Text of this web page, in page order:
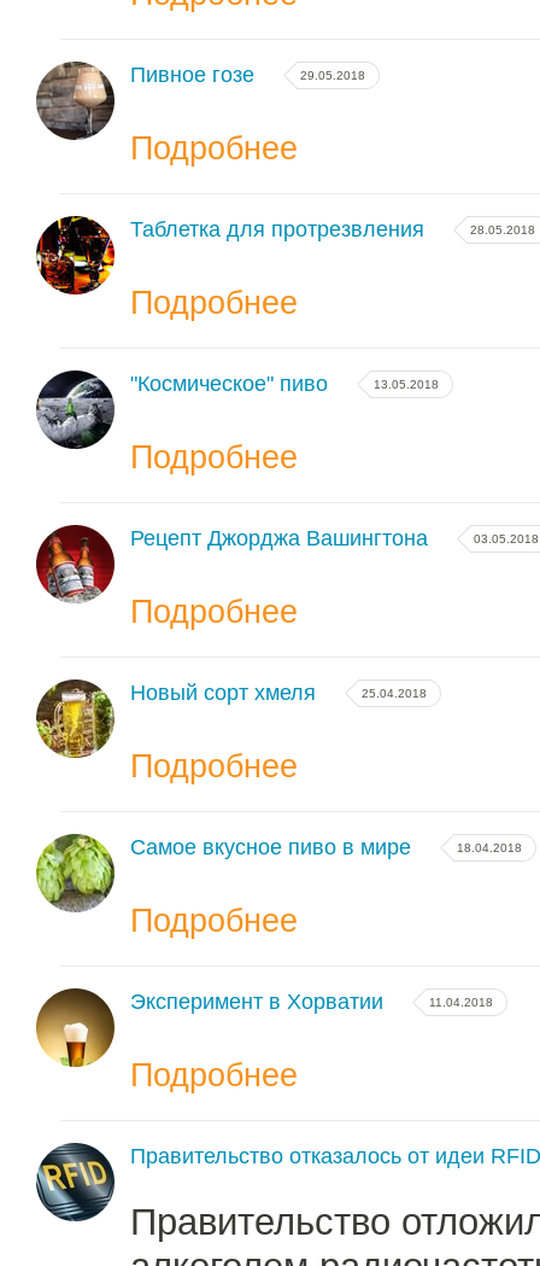
Пивное гозе 29.05.2018
Подробнее
Таблетка для протрезвления 28.05.2018
Подробнее
"Космическое" пиво 13.05.2018
Подробнее
Рецепт Джорджа Вашингтона 03.05.2018
Подробнее
Новый сорт хмеля 25.04.2018
Подробнее
Самое вкусное пиво в мире 18.04.2018
Подробнее
Эксперимент в Хорватии 11.04.2018
Подробнее
Правительство отказалось от идеи
Правительство